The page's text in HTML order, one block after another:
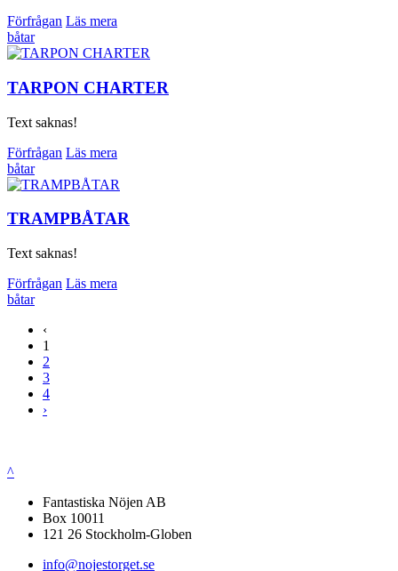
Förfrågan Läs mera
båtar
TARPON CHARTER
Text saknas!
Förfrågan Läs mera
båtar
TRAMPBÅTAR
Text saknas!
Förfrågan Läs mera
båtar
‹
1
2
3
4
›
^
Fantastiska Nöjen AB
Box 10011
121 26 Stockholm-Globen
info@nojestorget.se